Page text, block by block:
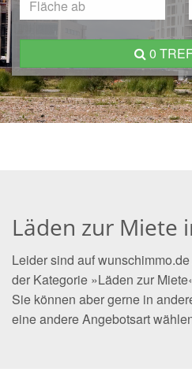
0
Läden zur Miete
Leider sind auf
der Kategorie »Läden zur
Sie können aber gerne in
eine andere Angebotsart